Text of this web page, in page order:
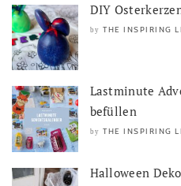
DIY
by THE INSPIRING
Lastminute
befüllen
by THE INSPIRING
Halloween